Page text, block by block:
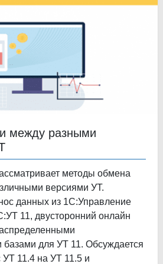
между разными
методы обмена
версиями УТ.
данных из 1С:Управление
11, двусторонний онлайн
для УТ 11. Обсуждается
11.4 на УТ 11.5 и